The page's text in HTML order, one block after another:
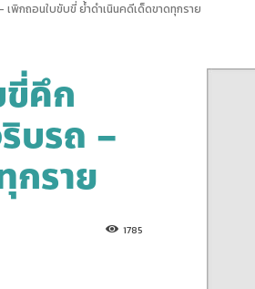
พิกถอนใบขับขี่ ย้ำดำเนินคดีเด็ดขาดทุกราย
ขี่คึก
บรถ –
กราย
1785